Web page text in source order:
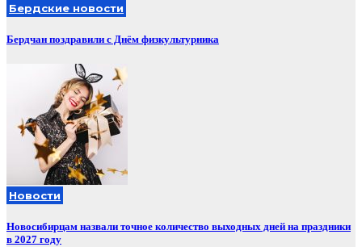
Бердские новости
Бердчан поздравили с Днём физкультурника
Новости
Новосибирцам назвали точное количество выходных дней на праздники
в 2027 году